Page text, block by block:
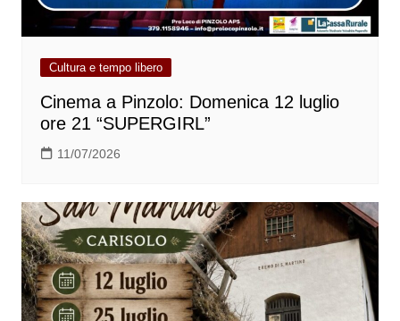
Cultura e tempo libero
Cinema a Pinzolo: Domenica 12 luglio
ore 21 “SUPERGIRL”
11/07/2026